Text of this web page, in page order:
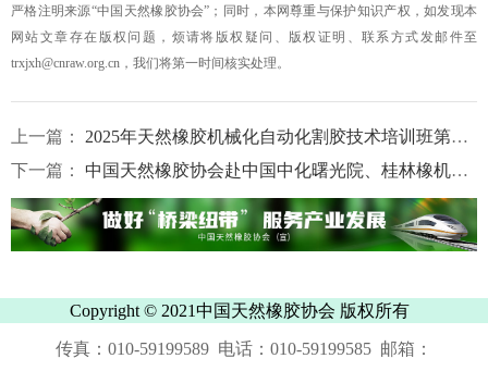
严格注明来源“中国天然橡胶协会”；同时，本网尊重与保护知识产权，如发现本
网站文章存在版权问题，烦请将版权疑问、版权证明、联系方式发邮件至
trxjxh@cnraw.org.cn，我们将第一时间核实处理。
上一篇：
2025年天然橡胶机械化自动化割胶技术培训班第二期在海南万宁开班
下一篇：
中国天然橡胶协会赴中国中化曙光院、桂林橡机开展调研交流
Copyright © 2021中国天然橡胶协会 版权所有
传真：010-59199589 电话：010-59199585 邮箱：